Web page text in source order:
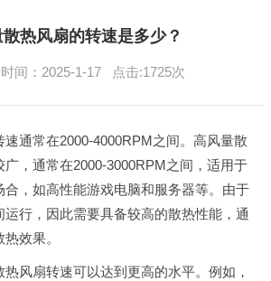
热风扇的转速是多少？
间：2025-1-17 点击:1725次
速通常在2000-4000RPM之间‌。高风量散
，通常在2000-3000RPM之间，适用于
，如高性能游戏电脑和服务器等‌。由于
，因此需要具备较高的散热性能，通
果‌。
扇转速可以达到更高的水平。例如，